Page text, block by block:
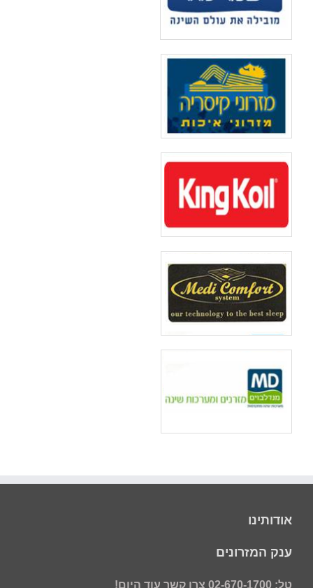
אודותינו
ענק המזרונים
טל: 02-670-1700 צרו קשר עוד היום!